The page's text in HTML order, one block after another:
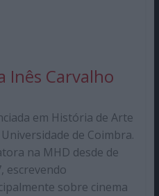
Inês Carvalho
em História de Arte
de Coimbra.
na MHD desde de
escrevendo
sobre cinema